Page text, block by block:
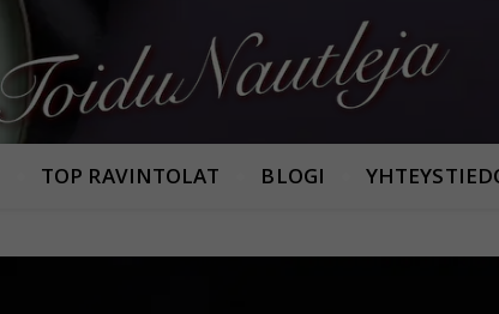
TOP RAVINTOLAT BLOGI